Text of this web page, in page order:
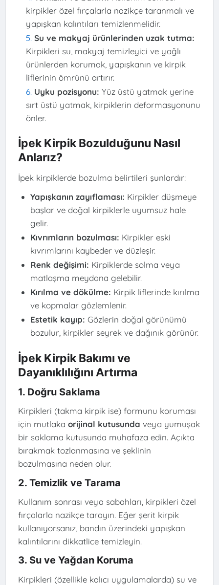
kirpikler özel fırçalarla nazikçe taranmalı ve
yapışkan kalıntıları temizlenmelidir.
Su ve makyaj ürünlerinden uzak tutma:
Kirpikleri su, makyaj temizleyici ve yağlı
ürünlerden korumak, yapışkanın ve kirpik
liflerinin ömrünü artırır.
Uyku pozisyonu: Yüz üstü yatmak yerine
sırt üstü yatmak, kirpiklerin deformasyonunu
önler.
İpek Kirpik Bozulduğunu Nasıl
Anlarız?
İpek kirpiklerde bozulma belirtileri şunlardır:
Yapışkanın zayıflaması: Kirpikler düşmeye
başlar ve doğal kirpiklerle uyumsuz hale
gelir.
Kıvrımların bozulması: Kirpikler eski
kıvrımlarını kaybeder ve düzleşir.
Renk değişimi: Kirpiklerde solma veya
matlaşma meydana gelebilir.
Kırılma ve dökülme: Kirpik liflerinde kırılma
ve kopmalar gözlemlenir.
Estetik kayıp: Gözlerin doğal görünümü
bozulur, kirpikler seyrek ve dağınık görünür.
İpek Kirpik Bakımı ve
Dayanıklılığını Artırma
1. Doğru Saklama
Kirpikleri (takma kirpik ise) formunu koruması
için mutlaka orijinal kutusunda veya yumuşak
bir saklama kutusunda muhafaza edin. Açıkta
bırakmak tozlanmasına ve şeklinin
bozulmasına neden olur.
2. Temizlik ve Tarama
Kullanım sonrası veya sabahları, kirpikleri özel
fırçalarla nazikçe tarayın. Eğer şerit kirpik
kullanıyorsanız, bandın üzerindeki yapışkan
kalıntılarını dikkatlice temizleyin.
3. Su ve Yağdan Koruma
Kirpikleri (özellikle kalıcı uygulamalarda) su ve